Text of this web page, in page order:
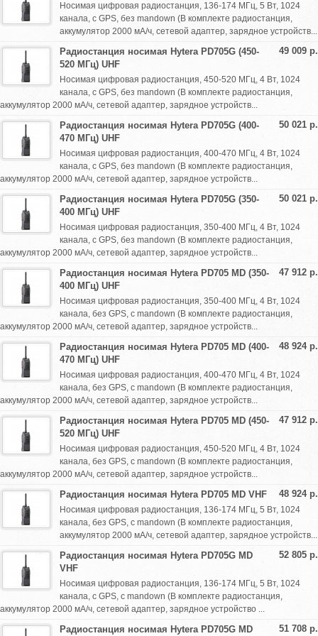
Носимая цифровая радиостанция, 136-174 МГц, 5 Вт, 1024
канала, с GPS, без mandown (В комплекте радиостанция,
аккумулятор 2000 мА/ч, сетевой адаптер, зарядное устройств...
49 009 р.
Радиостанция носимая Hytera PD705G (450-
520 МГц) UHF
Носимая цифровая радиостанция, 450-520 МГц, 4 Вт, 1024
канала, с GPS, без mandown (В комплекте радиостанция,
аккумулятор 2000 мА/ч, сетевой адаптер, зарядное устройств...
50 021 р.
Радиостанция носимая Hytera PD705G (400-
470 МГц) UHF
Носимая цифровая радиостанция, 400-470 МГц, 4 Вт, 1024
канала, с GPS, без mandown (В комплекте радиостанция,
аккумулятор 2000 мА/ч, сетевой адаптер, зарядное устройств...
50 021 р.
Радиостанция носимая Hytera PD705G (350-
400 МГц) UHF
Носимая цифровая радиостанция, 350-400 МГц, 4 Вт, 1024
канала, с GPS, без mandown (В комплекте радиостанция,
аккумулятор 2000 мА/ч, сетевой адаптер, зарядное устройств...
47 912 р.
Радиостанция носимая Hytera PD705 MD (350-
400 МГц) UHF
Носимая цифровая радиостанция, 350-400 МГц, 4 Вт, 1024
канала, без GPS, с mandown (В комплекте радиостанция,
аккумулятор 2000 мА/ч, сетевой адаптер, зарядное устройств...
48 924 р.
Радиостанция носимая Hytera PD705 MD (400-
470 МГц) UHF
Носимая цифровая радиостанция, 400-470 МГц, 4 Вт, 1024
канала, без GPS, с mandown (В комплекте радиостанция,
аккумулятор 2000 мА/ч, сетевой адаптер, зарядное устройств...
47 912 р.
Радиостанция носимая Hytera PD705 MD (450-
520 МГц) UHF
Носимая цифровая радиостанция, 450-520 МГц, 4 Вт, 1024
канала, без GPS, с mandown (В комплекте радиостанция,
аккумулятор 2000 мА/ч, сетевой адаптер, зарядное устройств...
48 924 р.
Радиостанция носимая Hytera PD705 MD VHF
Носимая цифровая радиостанция, 136-174 МГц, 5 Вт, 1024
канала, без GPS, с mandown (В комплекте радиостанция,
аккумулятор 2000 мА/ч, сетевой адаптер, зарядное устройств...
52 805 р.
Радиостанция носимая Hytera PD705G MD
VHF
Носимая цифровая радиостанция, 136-174 МГц, 5 Вт, 1024
канала, с GPS, с mandown (В комплекте радиостанция,
аккумулятор 2000 мА/ч, сетевой адаптер, зарядное устройство ...
51 708 р.
Радиостанция носимая Hytera PD705G MD